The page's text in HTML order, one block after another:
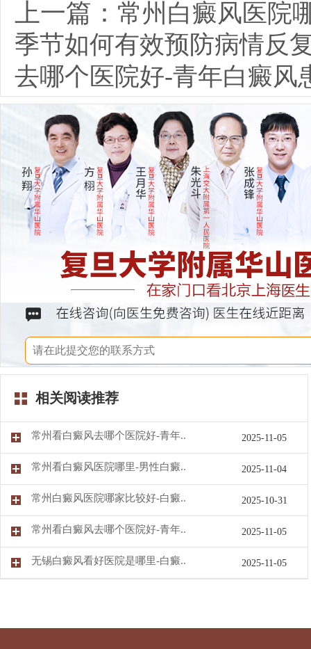
上一篇： 常州白癜风医院
季节如何有效预防病情反
去哪个医院好-青年白癜风
相关阅读推荐
常州看白癜风去哪个医院好-青年.. 2025-11-05
常州看白癜风医院哪里-男性白癜.. 2025-11-04
常州白癜风医院哪家比较好-白癜.. 2025-10-31
常州看白癜风去哪个医院好-青年.. 2025-11-05
无锡白癜风看好医院是哪里-白癜.. 2025-11-05